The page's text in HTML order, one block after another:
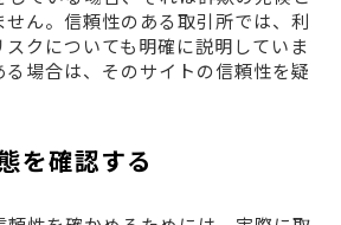
ん。信頼性のある取引所では、利
クについても明確に説明していま
る場合は、そのサイトの信頼性を疑
を確認する